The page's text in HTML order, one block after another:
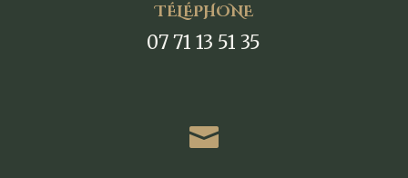
TÉLÉPHONE
07 71 13 51 35
